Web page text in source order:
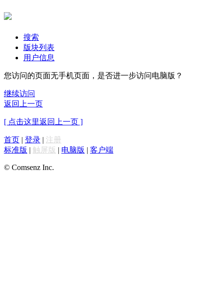
搜索
版块列表
用户信息
您访问的页面无手机页面，是否进一步访问电脑版？
继续访问
返回上一页
[ 点击这里返回上一页 ]
首页 | 登录 | 注册
标准版 | 触屏版 | 电脑版 | 客户端
© Comsenz Inc.